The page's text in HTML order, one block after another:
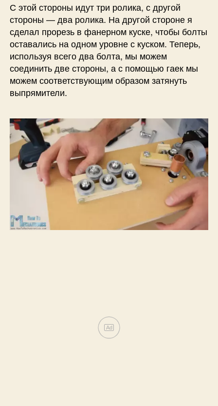
С этой стороны идут три ролика, с другой
стороны — два ролика. На другой стороне я
сделал прорезь в фанерном куске, чтобы болты
оставались на одном уровне с куском. Теперь,
используя всего два болта, мы можем
соединить две стороны, а с помощью гаек мы
можем соответствующим образом затянуть
выпрямители.
Ad